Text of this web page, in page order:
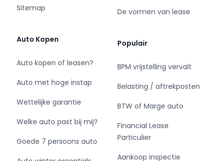
Sitemap
Auto Kopen
Auto kopen of leasen?
Auto met hoge instap
Wettelijke garantie
Welke auto past bij mij?
Goede 7 persoons auto
De vormen van lease
Populair
BPM vrijstelling vervalt
Belasting / aftrekposten
BTW of Marge auto
Financial Lease
Particulier
Aankoop inspectie